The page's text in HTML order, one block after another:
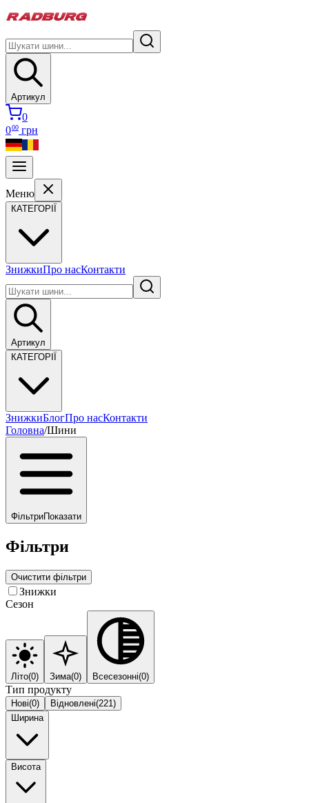
Артикул
0
000 грн
Меню
КАТЕГОРІЇ
ЗнижкиПро насКонтакти
Артикул
КАТЕГОРІЇ
ЗнижкиБлогПро насКонтакти
Головна/Шини
ФільтриПоказати
Фільтри
Очистити фільтри
Знижки
Сезон
Літо(0) Зима(0) Всесезонні(0)
Тип продукту
Нові(0) Відновлені(221)
Ширина
Висота